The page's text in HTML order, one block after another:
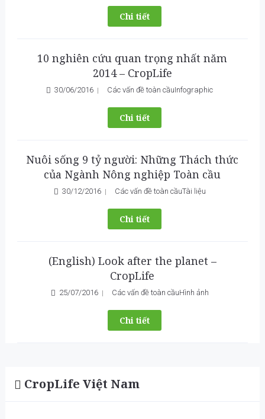
Chi tiết
10 nghiên cứu quan trọng nhất năm
2014 – CropLife
30/06/2016 Các vấn đề toàn cầuInfographic
Chi tiết
Nuôi sống 9 tỷ người: Những Thách thức
của Ngành Nông nghiệp Toàn cầu
30/12/2016 Các vấn đề toàn cầuTài liệu
Chi tiết
(English) Look after the planet –
CropLife
25/07/2016 Các vấn đề toàn cầuHình ảnh
Chi tiết
CropLife Việt Nam